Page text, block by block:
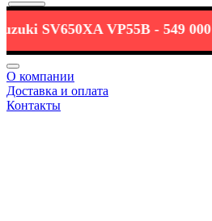
SV650XA VP55B -549 000 р 💰
О компании
Доставка и оплата
Контакты